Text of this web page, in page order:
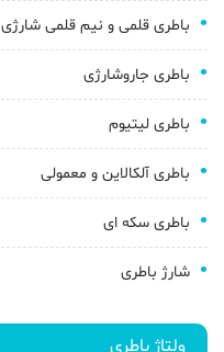
باطری قلمی و نیم قلمی شارژی
باطری جاروشارژی
باطری لیتیوم
باطری آلکالاین و معمولی
باطری سکه ای
شارژ باطری
ولتاژ باطری